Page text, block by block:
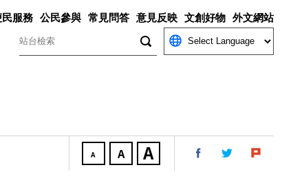
民服務 公民參與 常見問答 意見反映 文創好物 外文網站